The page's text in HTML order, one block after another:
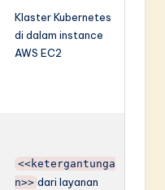
Klaster Kubernetes
di dalam instance
AWS EC2
<<ketergantunga
n>> dari layanan